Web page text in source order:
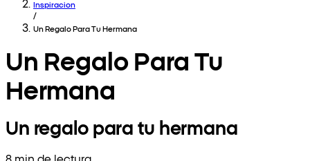
Inspiracion
/
Un Regalo Para Tu Hermana
Un Regalo Para Tu
Hermana
Un regalo para tu hermana